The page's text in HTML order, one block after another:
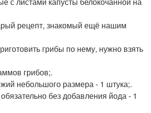
рецепт, знакомый ещё нашим
грибы по нему, нужно взять
грибов;.
небольшого размера - 1 штука;.
без добавления йода - 1